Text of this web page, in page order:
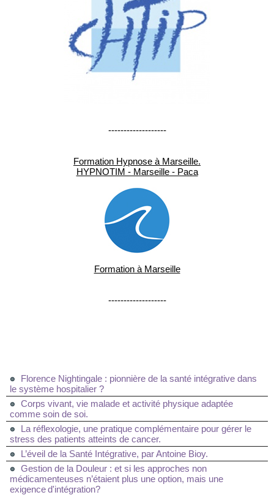
-------------------
Formation Hypnose à Marseille.
HYPNOTIM - Marseille - Paca
Formation à Marseille
-------------------
Florence Nightingale : pionnière de la santé intégrative dans
le système hospitalier ?
Corps vivant, vie malade et activité physique adaptée
comme soin de soi.
La réflexologie, une pratique complémentaire pour gérer le
stress des patients atteints de cancer.
L’éveil de la Santé Intégrative, par Antoine Bioy.
Gestion de la Douleur : et si les approches non
médicamenteuses n’étaient plus une option, mais une
exigence d'intégration?